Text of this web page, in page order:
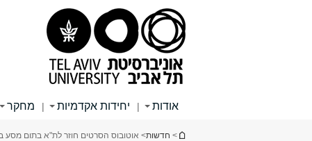
אודות | יחידות אקדמיות | מחקר
הינך נמצא כאן
> חדשות> אוטובוס הסרטים חוזר לת"א בתום מסע